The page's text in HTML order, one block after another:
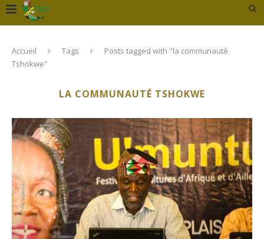
Accueil Tags
Posts tagged with "la communauté
Tshokwe"
LA COMMUNAUTÉ TSHOKWE